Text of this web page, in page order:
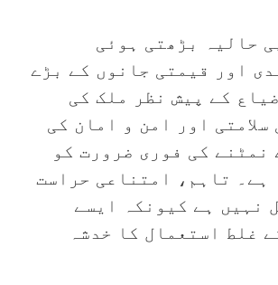
حالیہ بڑھتی ہوئی
اور قیمتی جانوں کے بڑے
کے پیش نظر ملک کی
سلامتی اور امن و امان کی
نمٹنے کی فوری ضرورت کو
ہے۔ تاہم، امتناعی حراست
نہیں ہے کیونکہ ایسے
غلط استعمال کا خدشہ